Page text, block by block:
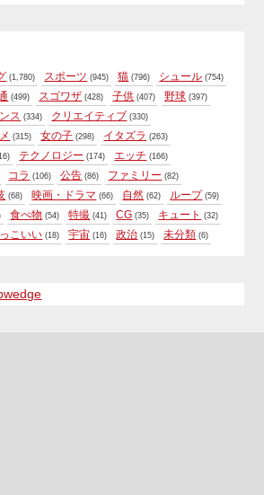
(1,780) スポーツ (945) 猫 (796) シュール (754)
(499) スゴワザ (428) 子供 (407) 野球 (397)
ス (334) クリエイティブ (330)
(315) 女の子 (298) イタズラ (263)
テクノロジー (174) エッチ (166)
コラ (106) 公告 (86) ファミリー (82)
(68) 映画・ドラマ (66) 自然 (62) ループ (59)
食べ物 (54) 特撮 (41) CG (35) キュート (32)
こいい (18) 宇宙 (16) 政治 (15) 未分類 (6)